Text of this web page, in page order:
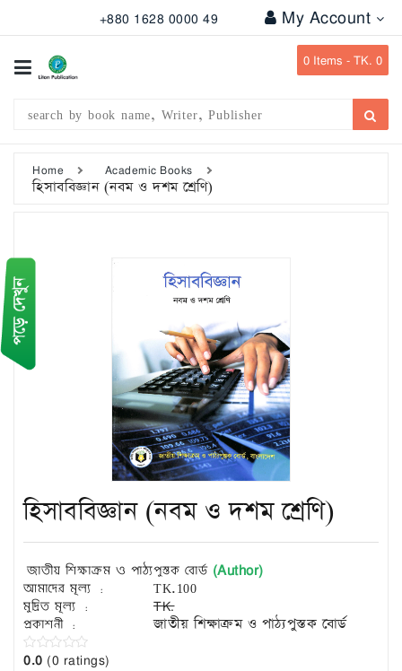
+880 1628 0000 49 My Account
0 Items -TK. 0
Categories
Publication
Combo
Offers
Bangladesh
Gazette
Departmental
Islamic
Books
Building
Construction
&
Civil
Engineering
Home Academic Books
হিসাববিজ্ঞান (নবম ও দশম শ্রেণি)
হিসাববিজ্ঞান (নবম ও দশম শ্রেণি)
জাতীয় শিক্ষাক্রম ও পাঠ্যপুস্তক বোর্ড (Author)
আমাদের মূল্য : TK.100
মুদ্রিত মূল্য :
TK.
প্রকাশনী :
জাতীয় শিক্ষাক্রম ও পাঠ্যপুস্তক বোর্ড
0.0 (0 ratings)